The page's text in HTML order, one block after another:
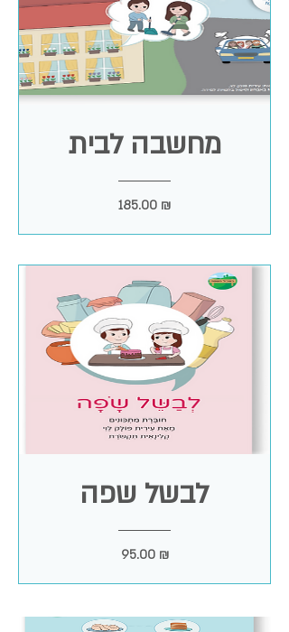
מחשבה לבית
185.00 ₪מחיר
לבשל שפה
95.00 ₪מחיר